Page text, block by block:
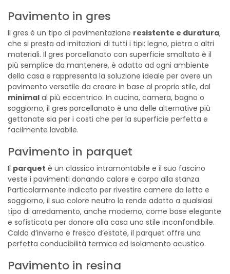
Pavimento in gres
Il gres è un tipo di pavimentazione resistente e duratura,
che si presta ad imitazioni di tutti i tipi: legno, pietra o altri
materiali. Il gres porcellanato con superficie smaltata è il
più semplice da mantenere, è adatto ad ogni ambiente
della casa e rappresenta la soluzione ideale per avere un
pavimento versatile da creare in base al proprio stile, dal
minimal al più eccentrico. In cucina, camera, bagno o
soggiorno, il gres porcellanato è una delle alternative più
gettonate sia per i costi che per la superficie perfetta e
facilmente lavabile.
Pavimento in parquet
Il parquet è un classico intramontabile e il suo fascino
veste i pavimenti donando calore e corpo alla stanza.
Particolarmente indicato per rivestire camere da letto e
soggiorno, il suo colore neutro lo rende adatto a qualsiasi
tipo di arredamento, anche moderno, come base elegante
e sofisticata per donare alla casa uno stile inconfondibile.
Caldo d’inverno e fresco d’estate, il parquet offre una
perfetta conducibilità termica ed isolamento acustico.
Pavimento in resina